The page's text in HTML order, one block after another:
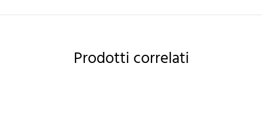
Prodotti correlati